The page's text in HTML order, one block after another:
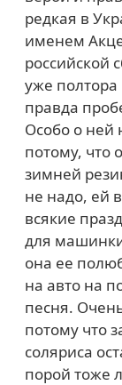
редкая в
именем
российской
уже полтора
правда
Особо о ней
потому, что
зимней
не надо, ей
всякие
для
она ее
на авто на
песня.
потому что
соляриса
порой тоже